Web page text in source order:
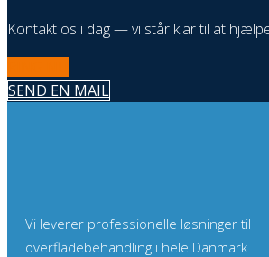
Kontakt os i dag — vi står klar til at
SEND EN MAIL
Vi leverer professionelle løsninger til
overfladebehandling i hele Danmark